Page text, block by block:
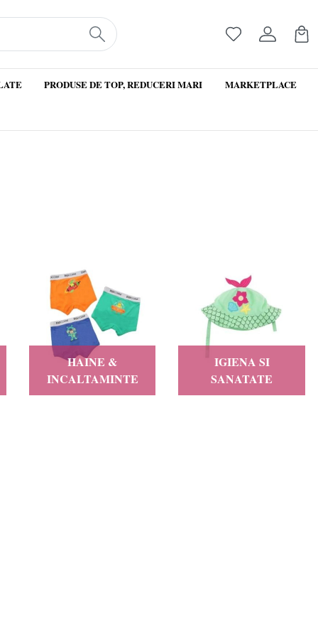
PRODUSE DE TOP, REDUCERI MARI MARKETPLACE
HAINE &
INCALTAMINTE
IGIENA SI
SANATATE